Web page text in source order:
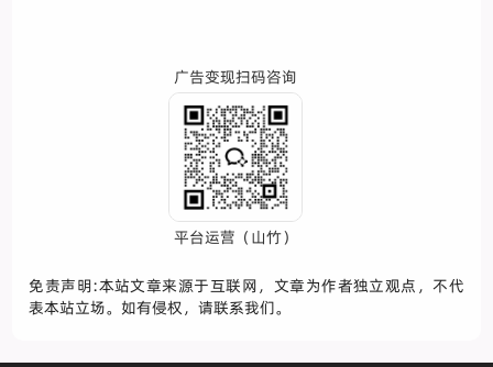
广告变现扫码咨询
平台运营（山竹）
免责声明:本站文章来源于互联网，文章为作者独立观点，不代
表本站立场。如有侵权，请联系我们。